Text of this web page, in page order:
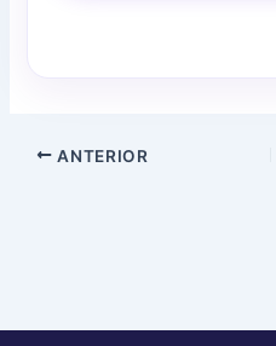
ANTERIOR